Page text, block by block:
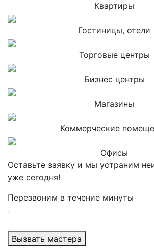
Квартиры
Гостиницы, отели
Торговые центры
Бизнес центры
Магазины
Коммерческие
Офисы
Оставьте заявку и мы устраним
уже сегодня!
Перезвоним в течение минуты
Вызвать мастера